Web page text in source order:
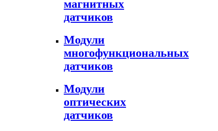
магнитных
датчиков
Модули
многофункциональных
датчиков
Модули
оптических
датчиков